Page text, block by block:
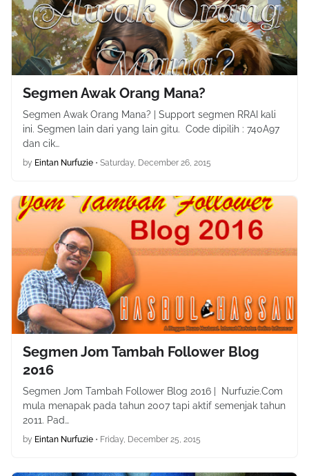
Segmen Awak Orang Mana?
Segmen Awak Orang Mana? | Support segmen RRAI kali
ini. Segmen lain dari yang lain gitu. Code dipilih : 740A97
dan cik…
by Eintan Nurfuzie • Saturday, December 26, 2015
Segmen Jom Tambah Follower Blog
2016
Segmen Jom Tambah Follower Blog 2016 | Nurfuzie.Com
mula menapak pada tahun 2007 tapi aktif semenjak tahun
2011. Pad…
by Eintan Nurfuzie • Friday, December 25, 2015